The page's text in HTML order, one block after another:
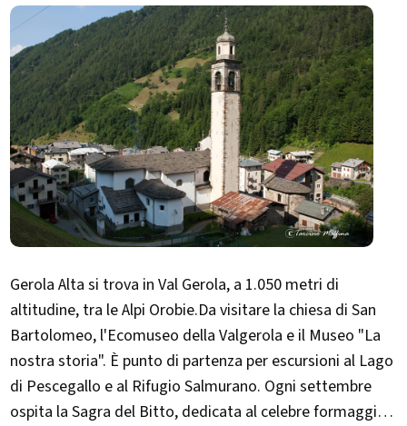
Gerola Alta si trova in Val Gerola, a 1.050 metri di
altitudine, tra le Alpi Orobie.Da visitare la chiesa di San
Bartolomeo, l'Ecomuseo della Valgerola e il Museo "La
nostra storia". È punto di partenza per escursioni al Lago
di Pescegallo e al Rifugio Salmurano. Ogni settembre
ospita la Sagra del Bitto, dedicata al celebre formaggio